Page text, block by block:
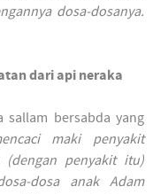
dosa-dosanya.
dari api neraka
sallam bersabda yang
maki penyakit
(dengan penyakit itu)
dosa anak Adam